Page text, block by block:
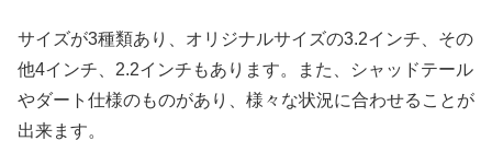
サイズが3種類あり、オリジナルサイズの3.2インチ、その
他4インチ、2.2インチもあります。また、シャッドテール
やダート仕様のものがあり、様々な状況に合わせることが
出来ます。